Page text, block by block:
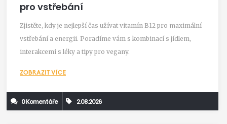
pro vstřebání
Zjistěte, kdy je nejlepší čas užívat vitamín B12 pro maximální
vstřebání a energii. Poradíme vám s kombinací s jídlem,
interakcemi s léky a tipy pro vegany.
ZOBRAZIT VÍCE
0 Komentáře 2.08.2026